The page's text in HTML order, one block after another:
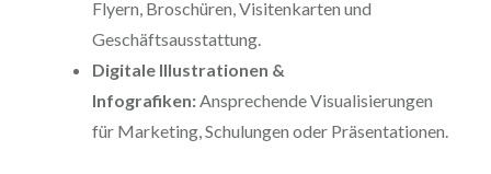
Flyern, Broschüren, Visitenkarten und
Geschäftsausstattung.
Digitale Illustrationen &
Infografiken:Ansprechende Visualisierungen
für Marketing, Schulungen oder Präsentationen.